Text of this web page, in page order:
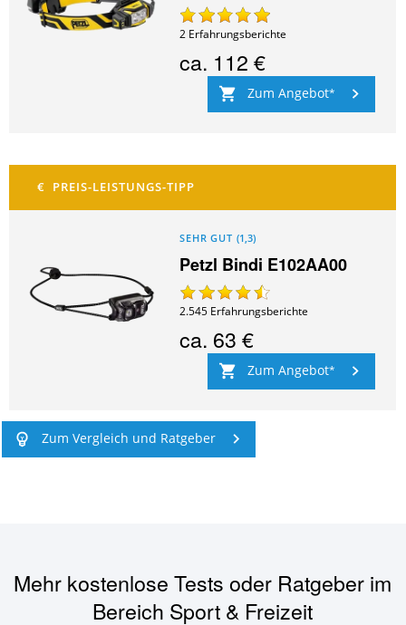
2 Erfahrungsberichte
ca. 112 €
Zum Angebot
SEHR GUT (1,3)
Petzl Bindi E102AA00
2.545 Erfahrungsberichte
ca. 63 €
Zum Angebot
Zum Vergleich und Ratgeber
Mehr kostenlose Tests oder Ratgeber im
Bereich Sport & Freizeit